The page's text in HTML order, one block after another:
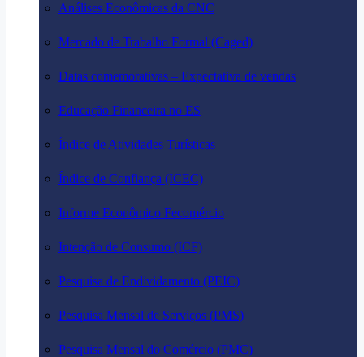
Análises Econômicas da CNC
Mercado de Trabalho Formal (Caged)
Datas comemorativas – Expectativa de vendas
Educação Financeira no ES
Índice de Atividades Turísticas
Índice de Confiança (ICEC)
Informe Econômico Fecomércio
Intenção de Consumo (ICF)
Pesquisa de Endividamento (PEIC)
Pesquisa Mensal de Serviços (PMS)
Pesquisa Mensal do Comércio (PMC)